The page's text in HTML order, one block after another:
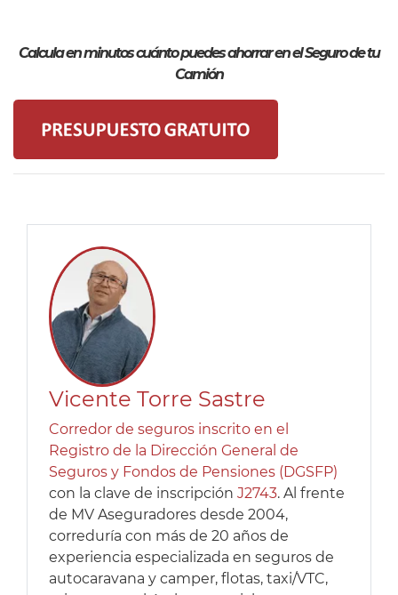
Calcula en minutos cuánto puedes ahorrar en el Seguro de tu
Camión
Vicente Torre Sastre
Corredor de seguros inscrito en el
Registro de la Dirección General de
Seguros y Fondos de Pensiones (DGSFP)
con la clave de inscripción J2743. Al frente
de MV Aseguradores desde 2004,
correduría con más de 20 años de
experiencia especializada en seguros de
autocaravana y camper, flotas, taxi/VTC,